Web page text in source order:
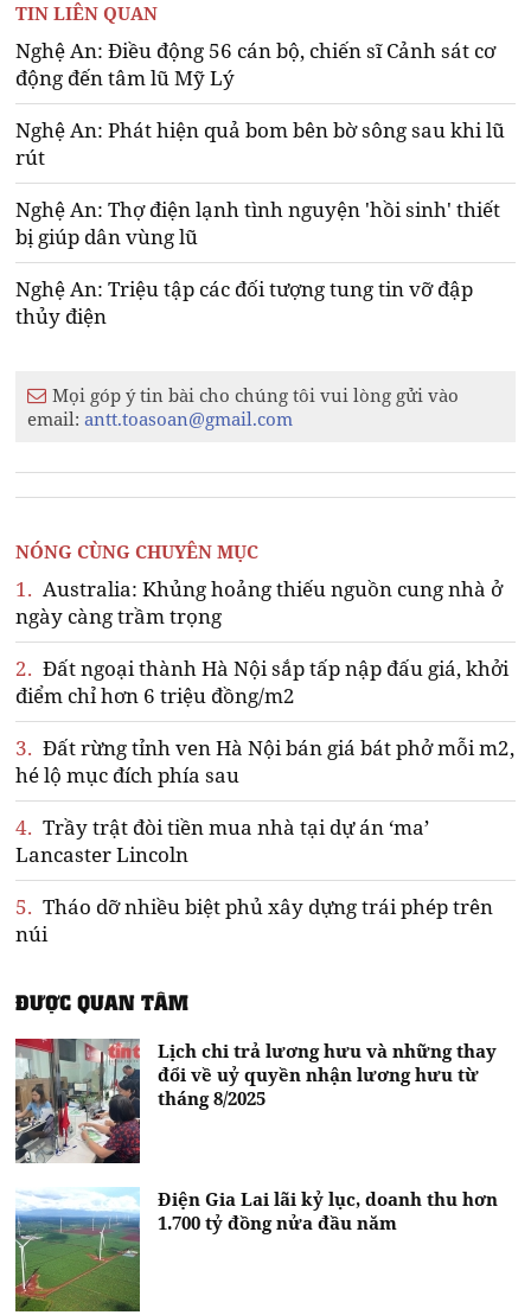
TIN LIÊN QUAN
Nghệ An: Điều động 56 cán bộ, chiến sĩ Cảnh sát cơ
động đến tâm lũ Mỹ Lý
Nghệ An: Phát hiện quả bom bên bờ sông sau khi lũ
rút
Nghệ An: Thợ điện lạnh tình nguyện 'hồi sinh' thiết
bị giúp dân vùng lũ
Nghệ An: Triệu tập các đối tượng tung tin vỡ đập
thủy điện
Mọi góp ý tin bài cho chúng tôi vui lòng gửi vào
email:antt.toasoan@gmail.com
NÓNG CÙNG CHUYÊN MỤC
1. Australia: Khủng hoảng thiếu nguồn cung nhà ở
ngày càng trầm trọng
2. Đất ngoại thành Hà Nội sắp tấp nập đấu giá, khởi
điểm chỉ hơn 6 triệu đồng/m2
3. Đất rừng tỉnh ven Hà Nội bán giá bát phở mỗi m2,
hé lộ mục đích phía sau
4. Trầy trật đòi tiền mua nhà tại dự án ‘ma’
Lancaster Lincoln
5. Tháo dỡ nhiều biệt phủ xây dựng trái phép trên
núi
ĐƯỢC QUAN TÂM
Lịch chi trả lương hưu và những thay
đổi về uỷ quyền nhận lương hưu từ
tháng 8/2025
Điện Gia Lai lãi kỷ lục, doanh thu hơn
1.700 tỷ đồng nửa đầu năm